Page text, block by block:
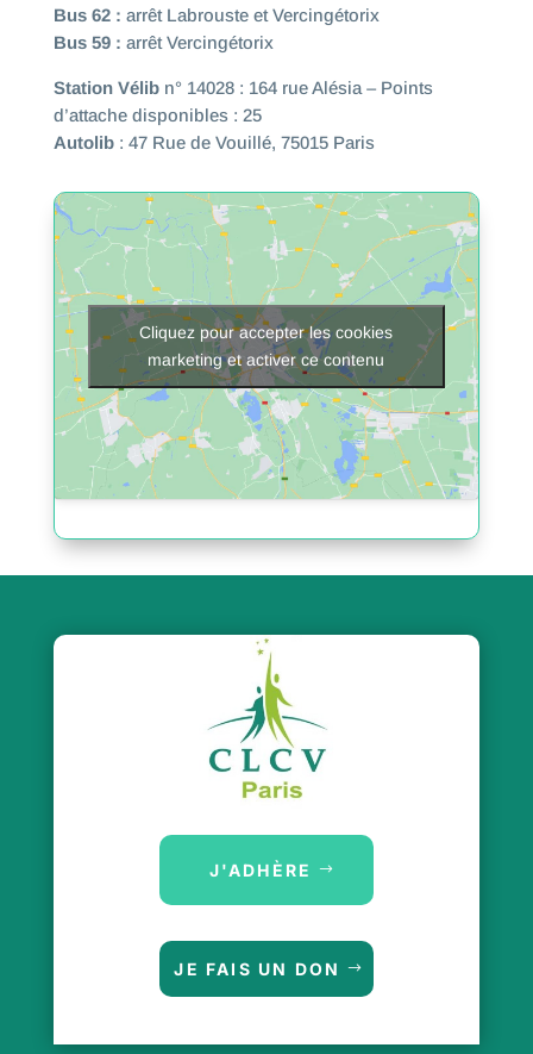
Bus 62 : arrêt Labrouste et Vercingétorix
Bus 59 : arrêtVercingétorix
Station Vélibn° 14028 : 164 rue Alésia – Points
d’attache disponibles : 25
Autolib: 47 Rue de Vouillé, 75015 Paris
Cliquez pour accepter les cookies
marketing et activer ce contenu
J'ADHÈRE
JE FAIS UN DON